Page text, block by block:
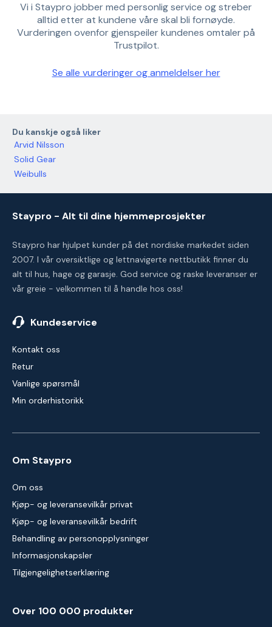
Vi i Staypro jobber med personlig service og streber
alltid etter at kundene våre skal bli fornøyde.
Vurderingen ovenfor gjenspeiler kundenes omtaler på
Trustpilot.
Se alle vurderinger og anmeldelser her
Du kanskje også liker
Arvid Nilsson
Solid Gear
Weibulls
Staypro - Alt til dine hjemmeprosjekter
Staypro har hjulpet kunder på det nordiske markedet siden
2007. I vår oversiktlige og lettnavigerte nettbutikk finner du
alt til hus, hage og garasje. God service og raske leveranser er
vår greie - velkommen til å handle hos oss!
Kundeservice
Kontakt oss
Retur
Vanlige spørsmål
Min orderhistorikk
Om Staypro
Om oss
Kjøp- og leveransevilkår privat
Kjøp- og leveransevilkår bedrift
Behandling av personopplysninger
Informasjonskapsler
Tilgjengelighetserklæring
Over 100 000 produkter